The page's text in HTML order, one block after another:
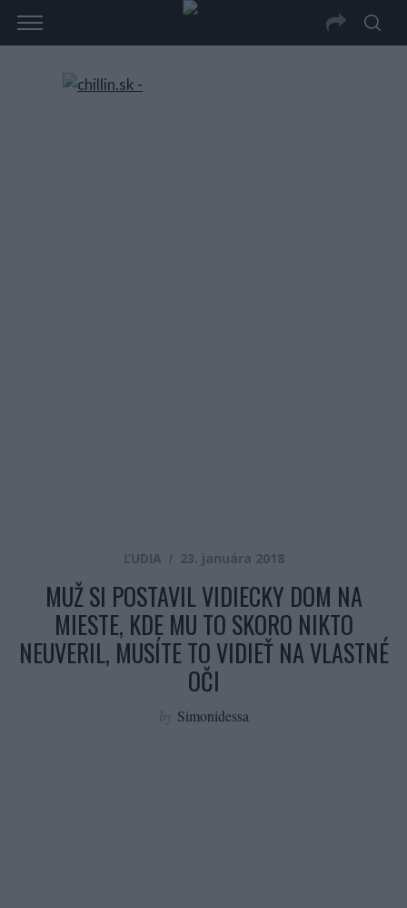
ĽUDIA 23. januára 2018
MUŽ SI POSTAVIL VIDIECKY DOM NA
MIESTE, KDE MU TO SKORO NIKTO
NEUVERIL, MUSÍTE TO VIDIEŤ NA VLASTNÉ
OČI
by Simonidessa